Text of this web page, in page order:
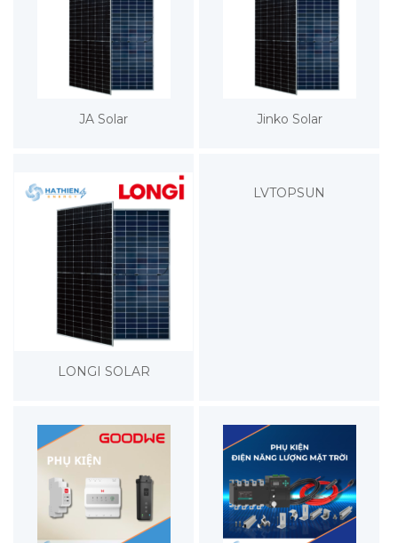
JA Solar Jinko Solar
LONGI SOLAR
LVTOPSUN